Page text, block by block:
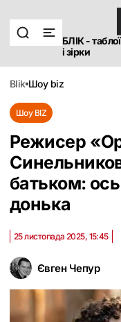
БЛІК -
і зірки
blik шоу biz
Шоу BIZ
Режисер
батьком:
донька
Євген Чепур
25 листопада 2025, 15:45